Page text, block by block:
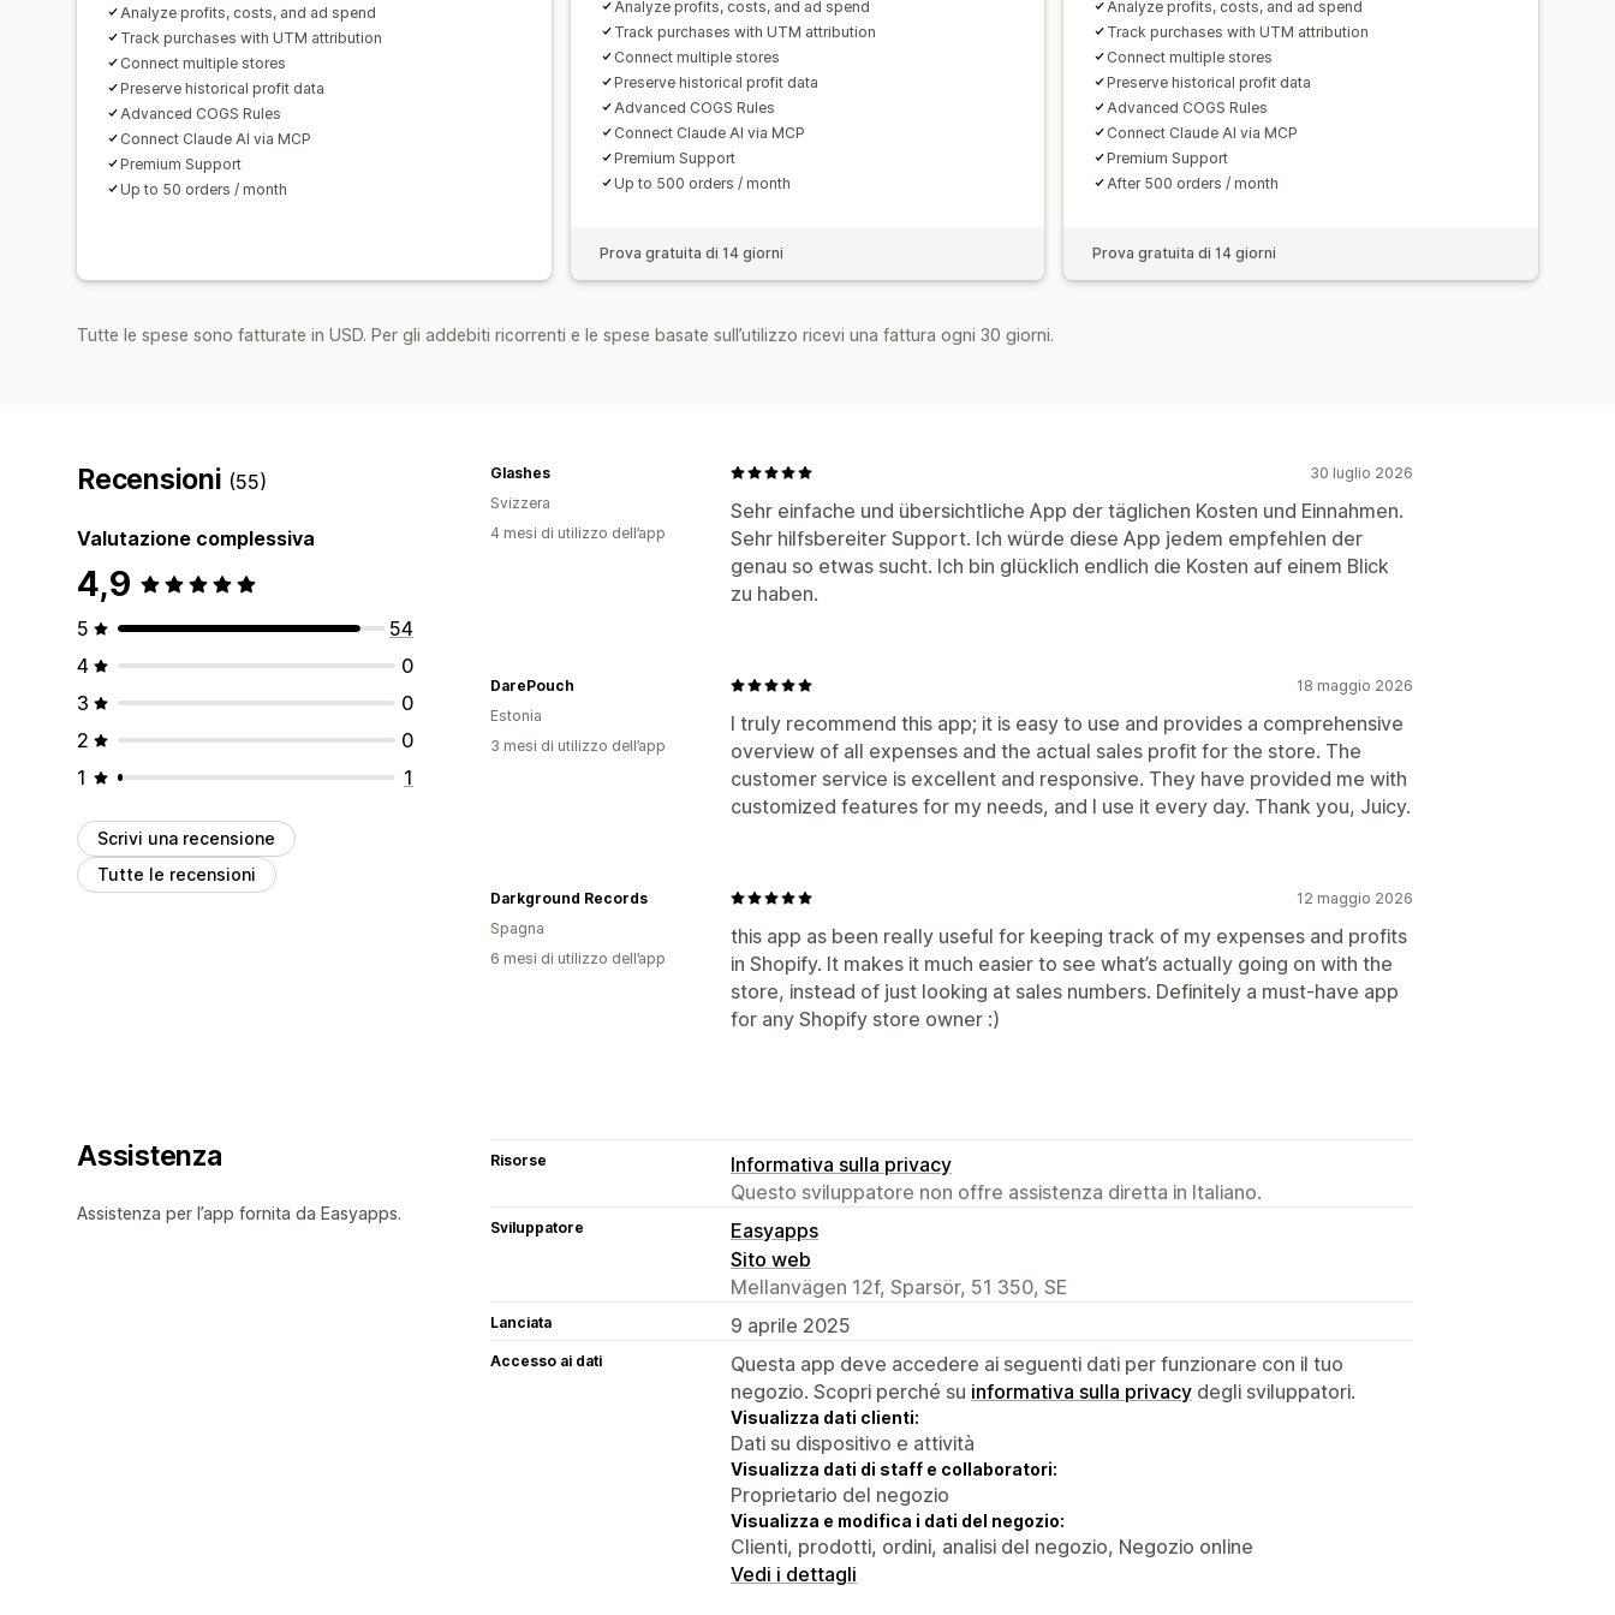
Analyze profits, costs, and ad spend
Track purchases with UTM attribution
Connect multiple stores
Preserve historical profit data
Advanced COGS Rules
Connect Claude AI via MCP
Premium Support
Up to 50 orders / month
Analyze profits, costs, and ad spend
Track purchases with UTM attribution
Connect multiple stores
Preserve historical profit data
Advanced COGS Rules
Connect Claude AI via MCP
Premium Support
Up to 500 orders / month
Prova gratuita di 14 giorni
Analyze profits, costs, and ad spend
Track purchases with UTM attribution
Connect multiple stores
Preserve historical profit data
Advanced COGS Rules
Connect Claude AI via MCP
Premium Support
After 500 orders / month
Prova gratuita di 14 giorni
Tutte le spese sono fatturate in USD. Per gli addebiti ricorrenti e le spese basate sull’utilizzo ricevi una fattura ogni 30 giorni.
Recensioni (55)
Valutazione complessiva
4,9
5
54
4
0
3
0
2
0
1
1
Scrivi una recensione
Tutte le recensioni
30 luglio 2026
Sehr einfache und übersichtliche App der täglichen Kosten und Einnahmen.
Sehr hilfsbereiter Support. Ich würde diese App jedem empfehlen der
genau so etwas sucht. Ich bin glücklich endlich die Kosten auf einem Blick
zu haben.
Glashes
Svizzera
4 mesi di utilizzo dell’app
18 maggio 2026
I truly recommend this app; it is easy to use and provides a comprehensive
overview of all expenses and the actual sales profit for the store. The
customer service is excellent and responsive. They have provided me with
customized features for my needs, and I use it every day. Thank you, Juicy.
DarePouch
Estonia
3 mesi di utilizzo dell’app
12 maggio 2026
this app as been really useful for keeping track of my expenses and profits
in Shopify. It makes it much easier to see what’s actually going on with the
store, instead of just looking at sales numbers. Definitely a must-have app
for any Shopify store owner :)
Darkground Records
Spagna
6 mesi di utilizzo dell’app
Assistenza
Assistenza per l’app fornita da Easyapps.
Risorse
Informativa sulla privacy
Questo sviluppatore non offre assistenza diretta in Italiano.
Sviluppatore
Easyapps
Sito web
Mellanvägen 12f, Sparsör, 51 350, SE
Lanciata 9 aprile 2025
Accesso ai dati
Questa app deve accedere ai seguenti dati per funzionare con il tuo
negozio. Scopri perché su informativa sulla privacy degli sviluppatori.
Visualizza dati clienti:
Dati su dispositivo e attività
Visualizza dati di staff e collaboratori:
Proprietario del negozio
Visualizza e modifica i dati del negozio:
Clienti, prodotti, ordini, analisi del negozio, Negozio online
Vedi i dettagli